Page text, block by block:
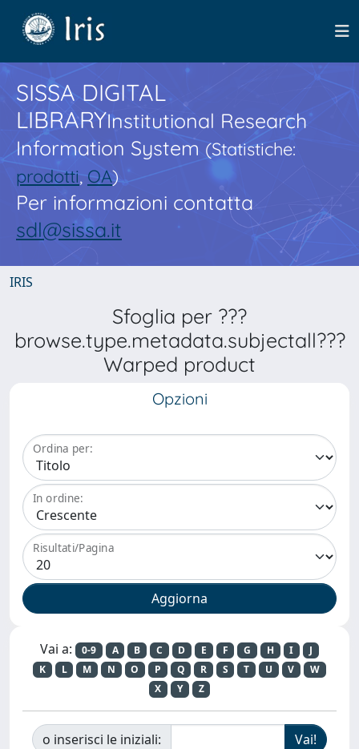
SISSA DIGITAL
LIBRARYInstitutional Research
Information System(Statistiche:
prodotti,OA)
Per informazioni contatta
sdl@sissa.it
IRIS
Sfoglia per ???
browse.type.metadata.subjectall???
Warped product
Opzioni
Ordina per:
In ordine:
Risultati/Pagina
Vai a: 0-9 A B C D E F G H I
J
K
L M N O P Q R S T U V
W
X
Y Z
o inserisci le iniziali: